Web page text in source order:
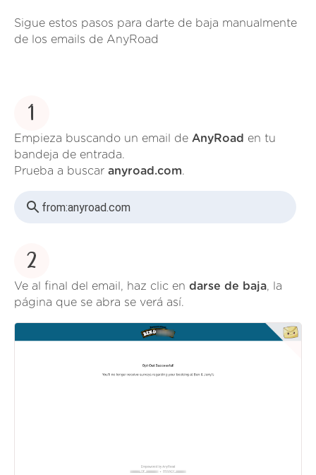
Sigue estos pasos para darte de baja manualmente
de los emails de AnyRoad
1
Empieza buscando un email de AnyRoad en tu
bandeja de entrada.
Prueba a buscar anyroad.com.
from:anyroad.com
2
Ve al final del email, haz clic en darse de baja, la
página que se abra se verá así.